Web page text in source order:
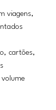
viagens,
cartões,